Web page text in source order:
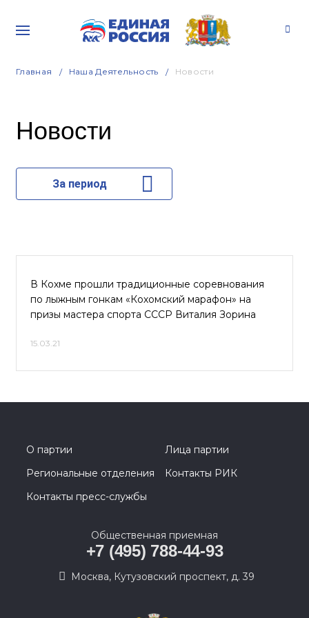
Главная Наша Деятельность Новости
Новости
За период
В Кохме прошли традиционные соревнования
по лыжным гонкам «Кохомский марафон» на
призы мастера спорта СССР Виталия Зорина
15.03.21
О партии
Лица партии
Региональные отделения
Контакты РИК
Контакты пресс-службы
Общественная приемная
+7 (495) 788-44-93
Москва, Кутузовский проспект, д. 39